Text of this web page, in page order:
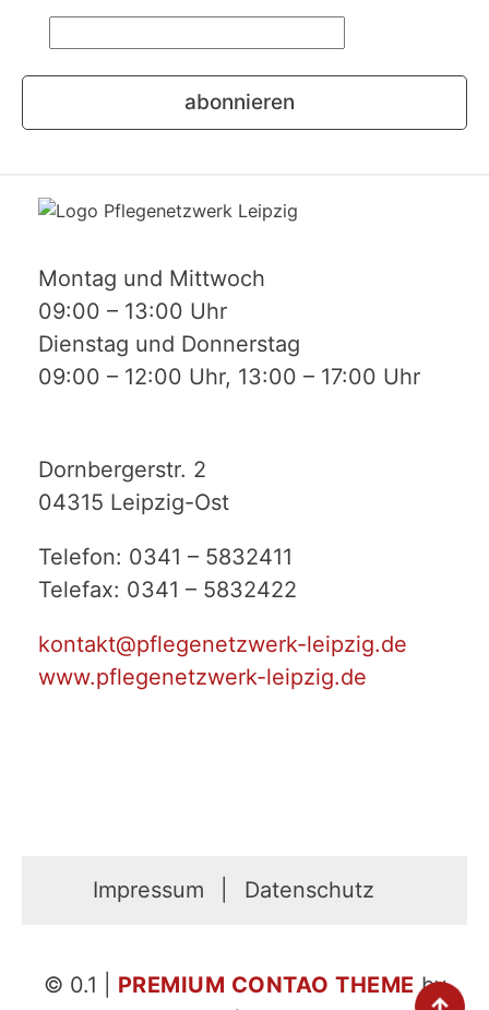
abonnieren
Montag und Mittwoch
09:00 – 13:00 Uhr
Dienstag und Donnerstag
09:00 – 12:00 Uhr, 13:00 – 17:00 Uhr
Dornbergerstr. 2
04315 Leipzig-Ost
Telefon: 0341 – 5832411
Telefax: 0341 – 5832422
kontakt@pflegenetzwerk-leipzig.de
www.pflegenetzwerk-leipzig.de
Impressum Datenschutz
© 0.1 | PREMIUM CONTAO THEME by